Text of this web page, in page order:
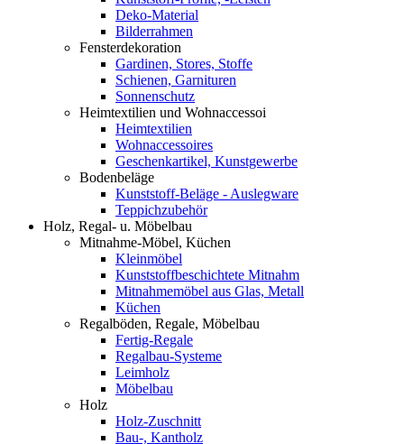
Deko-Material
Bilderrahmen
Fensterdekoration
Gardinen, Stores, Stoffe
Schienen, Garnituren
Sonnenschutz
Heimtextilien und Wohnaccessoi
Heimtextilien
Wohnaccessoires
Geschenkartikel, Kunstgewerbe
Bodenbeläge
Kunststoff-Beläge - Auslegware
Teppichzubehör
Holz, Regal- u. Möbelbau
Mitnahme-Möbel, Küchen
Kleinmöbel
Kunststoffbeschichtete Mitnahm
Mitnahmemöbel aus Glas, Metall
Küchen
Regalböden, Regale, Möbelbau
Fertig-Regale
Regalbau-Systeme
Leimholz
Möbelbau
Holz
Holz-Zuschnitt
Bau-, Kantholz